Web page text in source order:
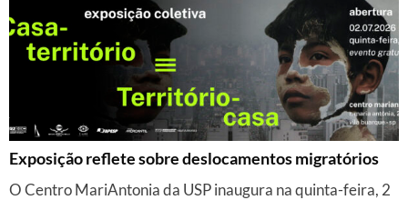
Exposição reflete sobre deslocamentos migratórios
O Centro MariAntonia da USP inaugura na quinta-feira, 2